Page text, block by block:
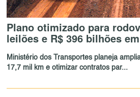
Plano otimizado para
leilões e R$ 396 bilhões
Ministério dos Transportes planeja
17,7 mil km e otimizar contratos par...